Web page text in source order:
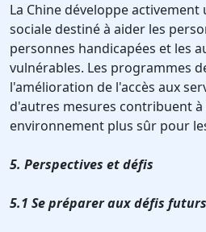
La Chine développe
sociale destiné à aider les
personnes handicapées et les
vulnérables. Les programmes
l'amélioration de l'accès aux
d'autres mesures contribuent à
environnement plus sûr pour
5. Perspectives et défis
5.1 Se préparer aux défis futurs